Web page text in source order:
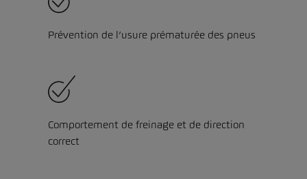
Prévention de l’usure prématurée des pneus
Comportement de freinage et de direction
correct